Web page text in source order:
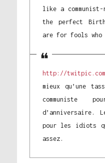
like a
the perfect
are for fools who
http://
mieux qu’une
communiste
d’anniversaire.
pour les idiots
assez.